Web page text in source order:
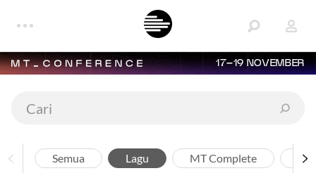
17–19 NOVEMBER
Semua Lagu MT Complete